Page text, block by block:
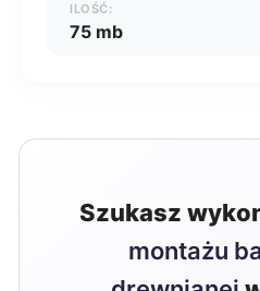
ILOŚĆ:
75 mb
Szukasz
montażu